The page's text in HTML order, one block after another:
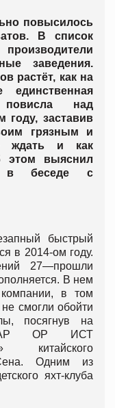
повысилось
В список
заведения.
растёт, как на
над
году, заставив
грязным и
ждать и как
этом выяснил
в беседе с
быстрый
в 2014-ом году.
27—прошли
В нем
компании, в том
смогли обойти
посягнув на
ОР ИСТ
Одним из
яхт-клуба